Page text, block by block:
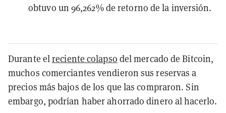
obtuvo un 96,262% de retorno de la inversión.
Durante elreciente colapso del mercado de Bitcoin,
muchos comerciantes vendieron sus reservas a
precios más bajos de los que las compraron. Sin
embargo, podrían haber ahorrado dinero al hacerlo.